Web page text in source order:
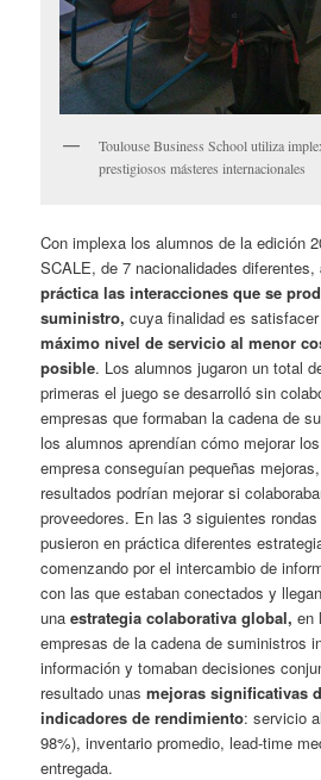
Toulouse Business School utiliza
prestigiosos másteres internacionales
Con implexa los alumnos de la edición
SCALE, de 7 nacionalidades diferentes,
práctica las interacciones que se
suministro, cuya finalidad es
máximo nivel de servicio al menor
posible. Los alumnos jugaron un total
primeras el juego se desarrolló sin
empresas que formaban la cadena de
los alumnos aprendían cómo mejorar
empresa conseguían pequeñas
resultados podrían mejorar si
proveedores. En las 3 siguientes
pusieron en práctica diferentes
comenzando por el intercambio de
con las que estaban conectados y
unaestrategia colaborativa global, en
empresas de la cadena de suministros
información y tomaban decisiones
resultado unasmejoras significativas
indicadores de rendimiento: servicio
98%), inventario promedio, lead-time
entregada.